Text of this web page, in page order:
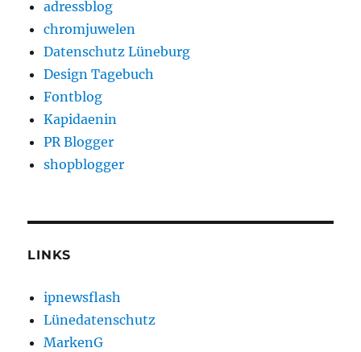
adressblog
chromjuwelen
Datenschutz Lüneburg
Design Tagebuch
Fontblog
Kapidaenin
PR Blogger
shopblogger
LINKS
ipnewsflash
Lünedatenschutz
MarkenG